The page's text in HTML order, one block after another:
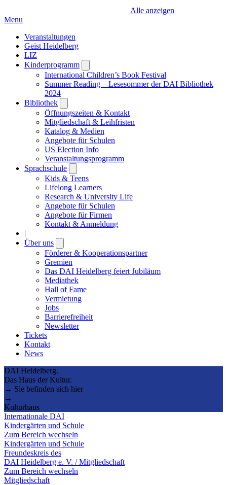
Alle anzeigen
Menu
Veranstaltungen
Geist Heidelberg
LIZ
Kinderprogramm
submenu
International Children’s Book Festival
Summer Reading – Lesesommer der DAI Bibliothek
2024
Bibliothek
submenu
Öffnungszeiten & Kontakt
Mitgliedschaft & Leihfristen
Katalog & Medien
Angebote für Schulen
US Election Info
Veranstaltungsprogramm
Sprachschule
submenu
Kids & Teens
Lifelong Learners
Research & University Life
Angebote für Schulen
Angebote für Firmen
Kontakt & Anmeldung
|
Über uns
submenu
Förderer & Kooperationspartner
Gremien
Das DAI Heidelberg feiert Jubiläum
Mediathek
Hall of Fame
Vermietung
Jobs
Barrierefreiheit
Newsletter
Tickets
Kontakt
News
DAI Heidelberg.
Das Haus der Kultur.
→ Sie befinden sich hier
→
Kulturhaus
Internationale DAI
Kindergärten und Schule
Zum Bereich wechseln
Kindergärten und Schule
Freundeskreis des
DAI Heidelberg e. V. / Mitgliedschaft
Zum Bereich wechseln
Mitgliedschaft